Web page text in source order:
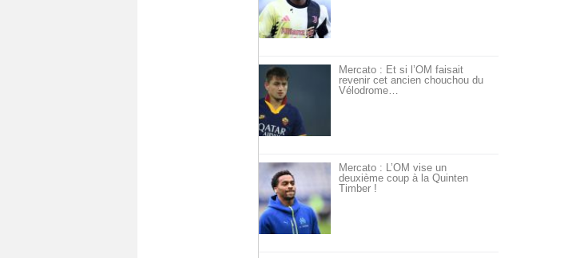
Mercato : Et si l’OM faisait
revenir cet ancien chouchou du
Vélodrome…
Mercato : L’OM vise un
deuxième coup à la Quinten
Timber !